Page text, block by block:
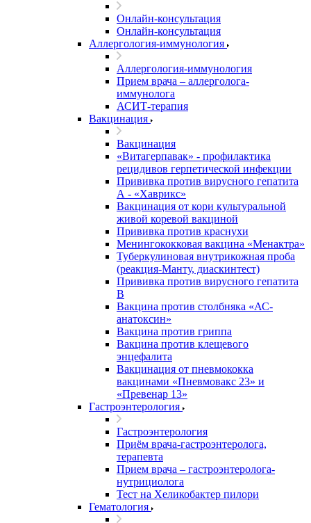
Онлайн-консультация
Онлайн-консультация
Аллергология-иммунология
Аллергология-иммунология
Прием врача – аллерголога-
иммунолога
АСИТ-терапия
Вакцинация
Вакцинация
«Витагерпавак» - профилактика
рецидивов герпетической инфекции
Прививка против вирусного гепатита
А - «Хаврикс»
Вакцинация от кори культуральной
живой коревой вакциной
Прививка против краснухи
Менингококковая вакцина «Менактра»
Туберкулиновая внутрикожная проба
(реакция-Манту, диаскинтест)
Прививка против вирусного гепатита
В
Вакцина против столбняка «АС-
анатоксин»
Вакцина против гриппа
Вакцина против клещевого
энцефалита
Вакцинация от пневмококка
вакцинами «Пневмовакс 23» и
«Превенар 13»
Гастроэнтерология
Гастроэнтерология
Приём врача-гастроэнтеролога,
терапевта
Прием врача – гастроэнтеролога-
нутрициолога
Тест на Хеликобактер пилори
Гематология